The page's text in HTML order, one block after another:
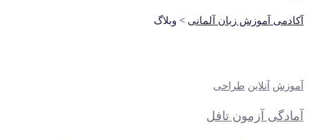
آکادمی آموزش زبان آلمانی > وبلاگ
آموزش آنلاین طراحی
آمادگی آزمون تافل